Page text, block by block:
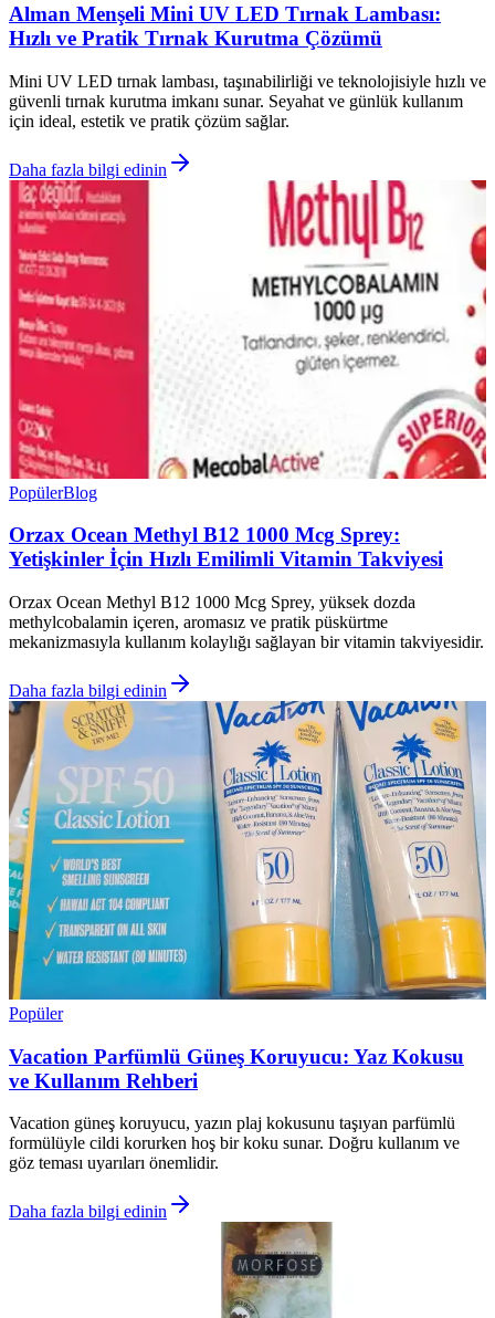
Alman Menşeli Mini UV LED Tırnak Lambası:
Hızlı ve Pratik Tırnak Kurutma Çözümü
Mini UV LED tırnak lambası, taşınabilirliği ve teknolojisiyle hızlı ve
güvenli tırnak kurutma imkanı sunar. Seyahat ve günlük kullanım
için ideal, estetik ve pratik çözüm sağlar.
Daha fazla bilgi edinin
PopülerBlog
Orzax Ocean Methyl B12 1000 Mcg Sprey:
Yetişkinler İçin Hızlı Emilimli Vitamin Takviyesi
Orzax Ocean Methyl B12 1000 Mcg Sprey, yüksek dozda
methylcobalamin içeren, aromasız ve pratik püskürtme
mekanizmasıyla kullanım kolaylığı sağlayan bir vitamin takviyesidir.
Daha fazla bilgi edinin
Popüler
Vacation Parfümlü Güneş Koruyucu: Yaz Kokusu
ve Kullanım Rehberi
Vacation güneş koruyucu, yazın plaj kokusunu taşıyan parfümlü
formülüyle cildi korurken hoş bir koku sunar. Doğru kullanım ve
göz teması uyarıları önemlidir.
Daha fazla bilgi edinin